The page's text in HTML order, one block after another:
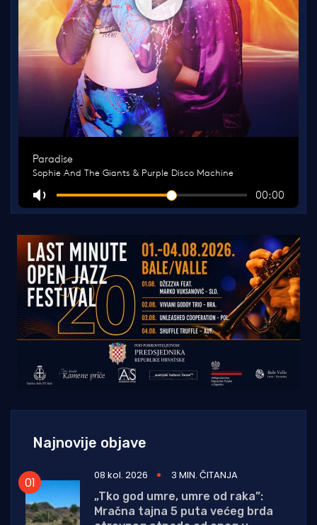
Najnovije objave
08 kol. 2026
3 MIN. ČITANJA
„Tko god umre, umre od raka”:
Mračna tajna 5 puta većeg brda